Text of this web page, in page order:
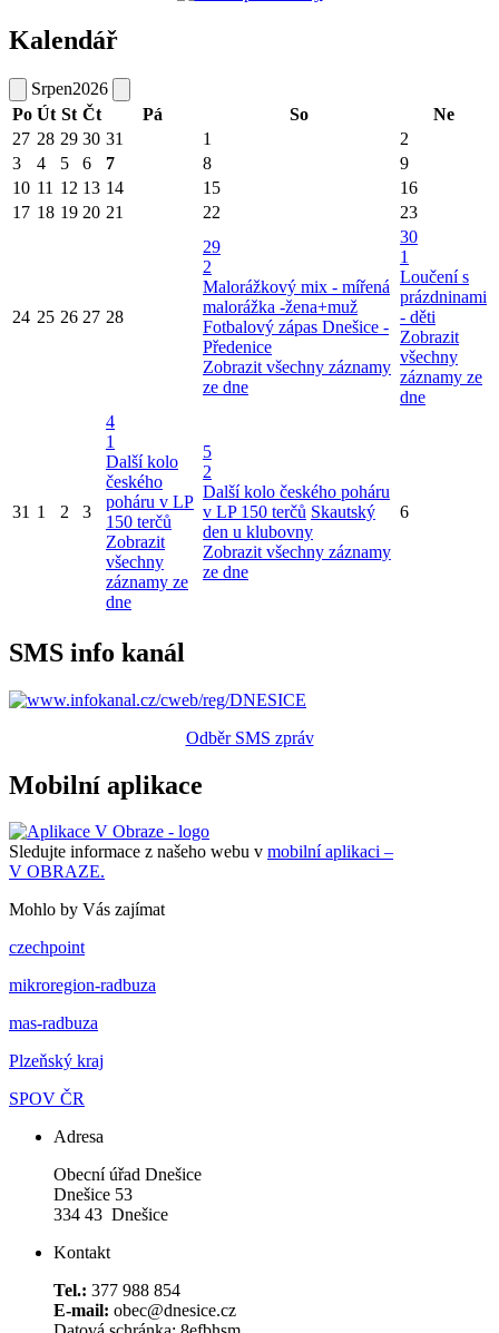
Kalendář
Srpen2026
Po Út St Čt Pá So
Ne
27 28 29 30 31 1
2
3
4 5 6 7 8
9
10 11 12 13 14 15
16
17 18 19 20 21 22 23
24 25 26 27 28
29
2
Malorážkový mix - mířená
malorážka -žena+muž
Fotbalový zápas Dnešice -
Předenice
Zobrazit všechny záznamy
ze dne
30
1
Loučení s
prázdninami
- děti
Zobrazit
všechny
záznamy ze
dne
31 1 2 3
4
1
Další kolo
českého
poháru v LP
150 terčů
Zobrazit
všechny
záznamy ze
dne
5
2
Další kolo českého poháru
v LP 150 terčů Skautský
den u klubovny
Zobrazit všechny záznamy
ze dne
6
SMS info kanál
Odběr SMS zpráv
Mobilní aplikace
Sledujte informace z našeho webu v mobilní aplikaci –
V OBRAZE.
Mohlo by Vás zajímat
czechpoint
mikroregion-radbuza
mas-radbuza
Plzeňský kraj
SPOV ČR
Adresa
Obecní úřad Dnešice
Dnešice 53
334 43 Dnešice
Kontakt
Tel.: 377 988 854
E-mail: obec@dnesice.cz